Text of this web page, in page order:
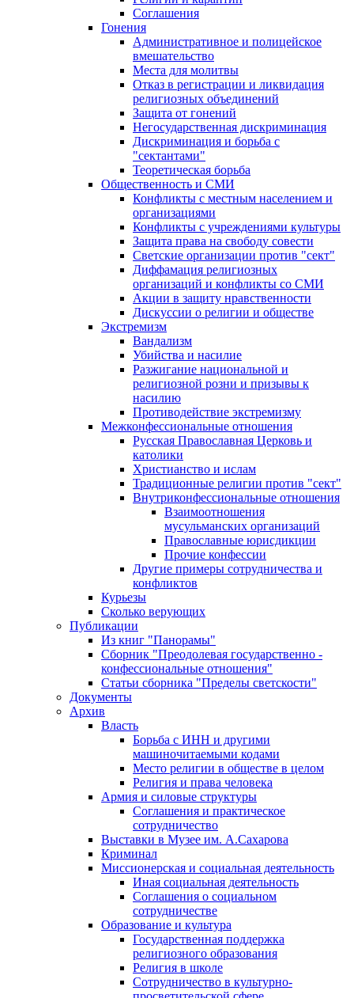
Соглашения
Гонения
Административное и полицейское
вмешательство
Места для молитвы
Отказ в регистрации и ликвидация
религиозных объединений
Защита от гонений
Негосударственная дискриминация
Дискриминация и борьба с
"сектантами"
Теоретическая борьба
Общественность и СМИ
Конфликты с местным населением и
организациями
Конфликты с учреждениями культуры
Защита права на свободу совести
Светские организации против "сект"
Диффамация религиозных
организаций и конфликты со СМИ
Акции в защиту нравственности
Дискуссии о религии и обществе
Экстремизм
Вандализм
Убийства и насилие
Разжигание национальной и
религиозной розни и призывы к
насилию
Противодействие экстремизму
Межконфессиональные отношения
Русская Православная Церковь и
католики
Христианство и ислам
Традиционные религии против "сект"
Внутриконфессиональные отношения
Взаимоотношения
мусульманских организаций
Православные юрисдикции
Прочие конфессии
Другие примеры сотрудничества и
конфликтов
Курьезы
Сколько верующих
Публикации
Из книг "Панорамы"
Сборник "Преодолевая государственно -
конфессиональные отношения"
Статьи сборника "Пределы светскости"
Документы
Архив
Власть
Борьба с ИНН и другими
машиночитаемыми кодами
Место религии в обществе в целом
Религия и права человека
Армия и силовые структуры
Соглашения и практическое
сотрудничество
Выставки в Музее им. А.Сахарова
Криминал
Миссионерская и социальная деятельность
Иная социальная деятельность
Соглашения о социальном
сотрудничестве
Образование и культура
Государственная поддержка
религиозного образования
Религия в школе
Сотрудничество в культурно-